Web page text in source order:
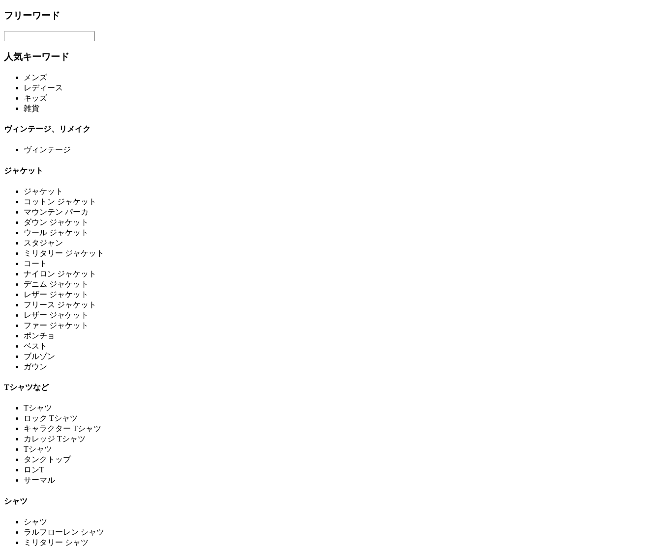
フリーワード
人気キーワード
メンズ
レディース
キッズ
雑貨
ヴィンテージ、リメイク
ヴィンテージ
ジャケット
ジャケット
コットン ジャケット
マウンテン パーカ
ダウン ジャケット
ウール ジャケット
スタジャン
ミリタリー ジャケット
コート
ナイロン ジャケット
デニム ジャケット
レザー ジャケット
フリース ジャケット
レザー ジャケット
ファー ジャケット
ポンチョ
ベスト
ブルゾン
ガウン
Tシャツなど
Tシャツ
ロック Tシャツ
キャラクター Tシャツ
カレッジ Tシャツ
Tシャツ
タンクトップ
ロンT
サーマル
シャツ
シャツ
ラルフローレン シャツ
ミリタリー シャツ